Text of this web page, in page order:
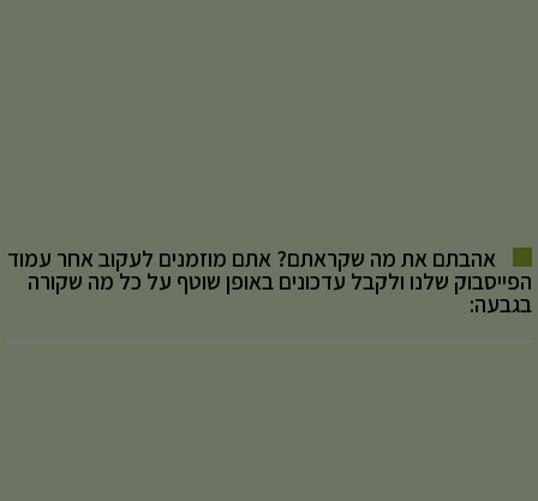
אהבתם את מה שקראתם? אתם מוזמנים לעקוב אחר עמוד
הפייסבוק שלנו ולקבל עדכונים באופן שוטף על כל מה שקורה
בגבעה: